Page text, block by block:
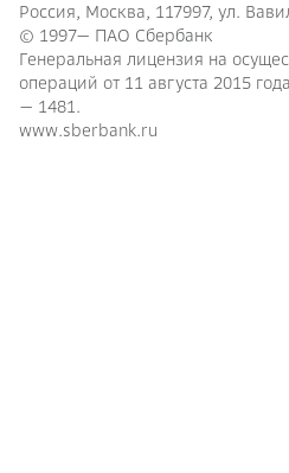
Россия, Москва, 117997, ул.
© 1997— ПАО Сбербанк
Генеральная лицензия на
операций от 11 августа 2015
— 1481.
www.sberbank.ru